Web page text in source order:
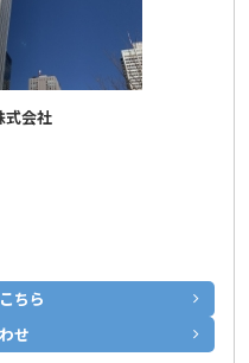
式会社
ちら
せ